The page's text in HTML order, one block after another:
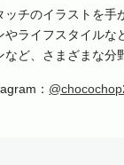
チのイラストを手
やライフスタイルな
ど、さまざまな分
：